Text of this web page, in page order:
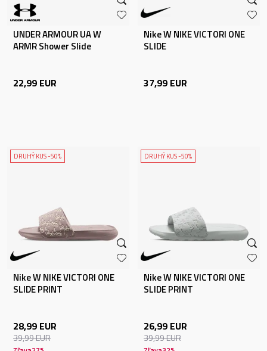
UNDER ARMOUR UA W
ARMR Shower Slide
22,99 EUR
Nike W NIKE VICTORI ONE
SLIDE
37,99 EUR
DRUHÝ KUS -50%
Nike W NIKE VICTORI ONE
SLIDE PRINT
28,99 EUR
39,99EUR
DRUHÝ KUS -50%
Nike W NIKE VICTORI ONE
SLIDE PRINT
26,99 EUR
39,99EUR